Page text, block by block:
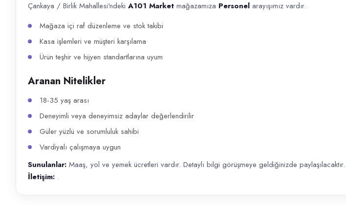
İlan açıklaması
Çankaya / Birlik Mahallesi'ndeki A101 Market mağazamıza Personel arayışımız vardır. Mağaza içi raf
Çankaya / Birlik Mahallesi'ndeki A101 Market mağazamıza Personel arayışımız vardır.
Mağaza içi raf düzenleme ve stok takibi
Kasa işlemleri ve müşteri karşılama
Ürün teşhir ve hijyen standartlarına uyum
Aranan Nitelikler
18-35 yaş arası
Deneyimli veya deneyimsiz adaylar değerlendirilir
Güler yüzlü ve sorumluluk sahibi
Vardiyalı çalışmaya uygun
Sunulanlar: Maaş, yol ve yemek ücretleri vardır. Detaylı bilgi görüşmeye geldiğinizde paylaşılacaktır.
İletişim: .